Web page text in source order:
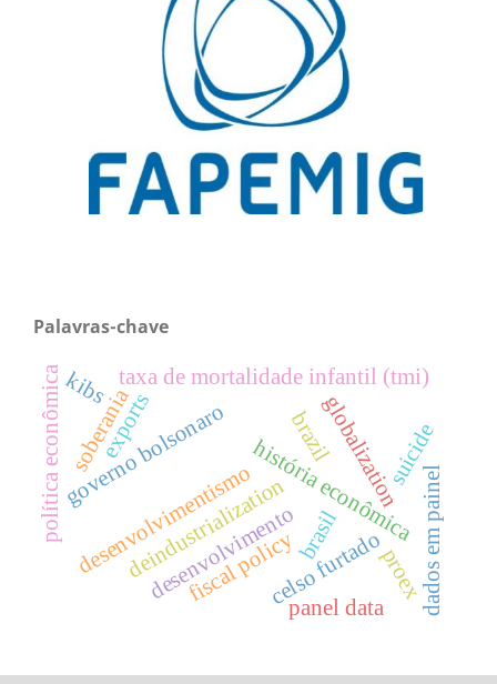
Palavras-chave
governo bolsonaro história econômica
deindustrialization
globalization
taxa de mortalidade infantil (tmi)
dados em painel
política econômicadesenvolvimentismo
soberania
brasil
desenvolvimentocelso furtado
brazil suicide
fiscal policy
exports
proex
panel data
kibs